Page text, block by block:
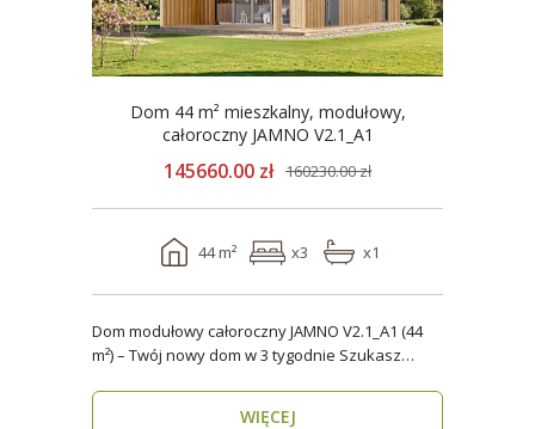
Dom 44 m² mieszkalny, modułowy,
całoroczny JAMNO V2.1_A1
145660.00 zł 160230.00 zł
44 m² x3 x1
Dom modułowy całoroczny JAMNO V2.1_A1 (44
m²) – Twój nowy dom w 3 tygodnie Szukasz
WIĘCEJ